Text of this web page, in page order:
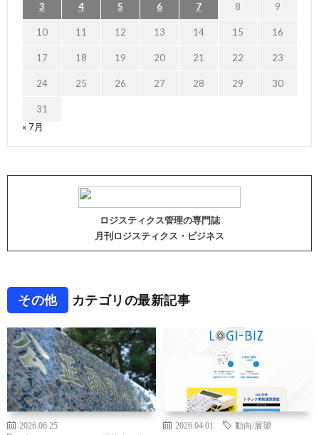
3 4 5 6 7 8 9
10 11 12 13 14 15 16
17 18 19 20 21 22 23
24 25 26 27 28 29 30
31
« 7月
ロジスティクス管理の専門誌
月刊ロジスティクス・ビジネス
その他 カテゴリの最新記事
2026.06.25
2026.04.01 動向/展望